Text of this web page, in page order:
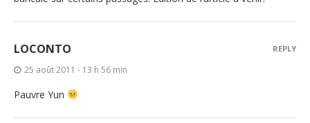
LOCONTO
25 août 2011 - 13 h 56 min
Pauvre Yun
REPLY